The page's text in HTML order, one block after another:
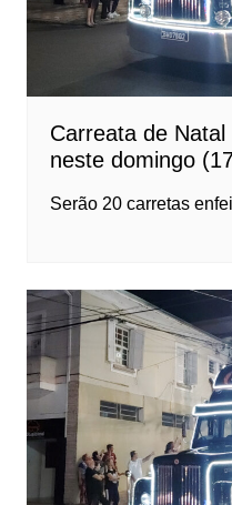
Carreata de
neste domingo
Serão 20 carretas